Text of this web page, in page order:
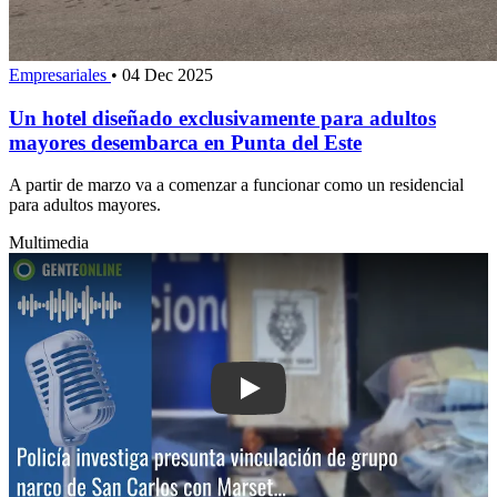
Empresariales • 04 Dec 2025
Un hotel diseñado exclusivamente para adultos
mayores desembarca en Punta del Este
A partir de marzo va a comenzar a funcionar como un residencial
para adultos mayores.
Multimedia
Play: Policía investiga presunta